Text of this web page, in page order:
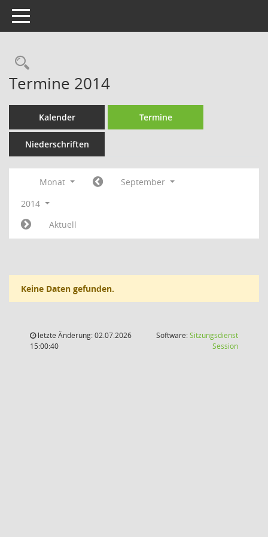
Toggle navigation
Rechercheauswahl
Termine 2014
Kalender Termine
Niederschriften
Monat
September
2014
Aktuell
Keine Daten gefunden.
letzte Änderung: 02.07.2026
15:00:40
Software:Sitzungsdienst
Session(Wird in